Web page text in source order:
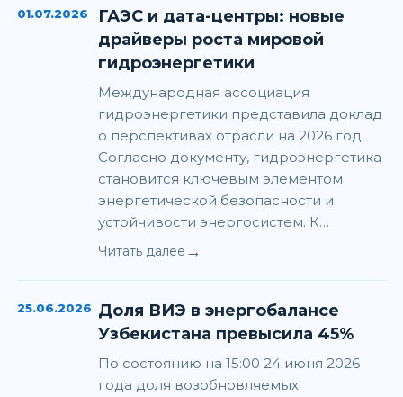
01.07.2026
ГАЭС и дата-центры: новые
драйверы роста мировой
гидроэнергетики
Международная ассоциация
гидроэнергетики представила доклад
о перспективах отрасли на 2026 год.
Согласно документу, гидроэнергетика
становится ключевым элементом
энергетической безопасности и
устойчивости энергосистем. К…
Читать далее →
25.06.2026 Доля ВИЭ в энергобалансе
Узбекистана превысила 45%
По состоянию на 15:00 24 июня 2026
года доля возобновляемых